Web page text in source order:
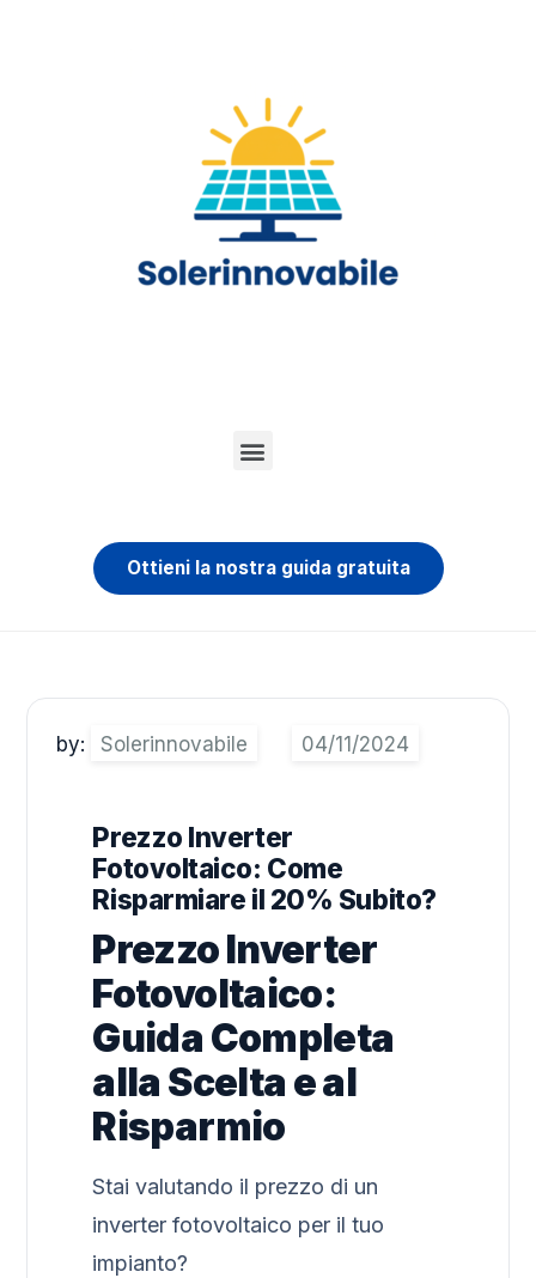
Ottieni la nostra guida gratuita
by: Solerinnovabile
Prezzo Inverter
Fotovoltaico: Come
Risparmiare il 20% Subito?
Prezzo Inverter
Fotovoltaico:
Guida Completa
alla Scelta e al
Risparmio
Stai valutando il prezzo di un
inverter fotovoltaico per il tuo
impianto?